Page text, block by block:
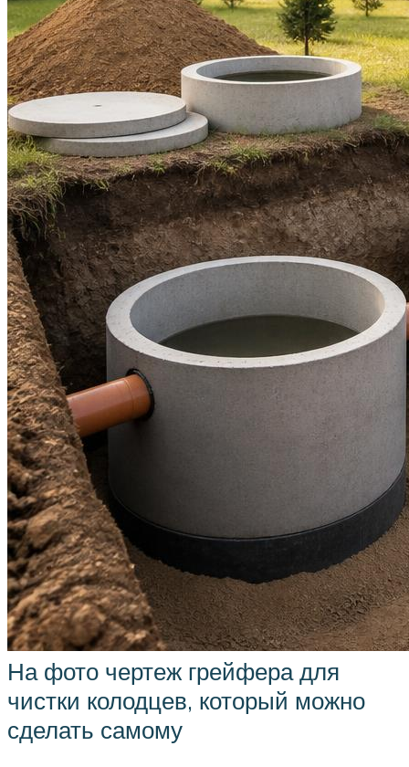
На фото чертеж грейфера для
чистки колодцев, который можно
сделать самому